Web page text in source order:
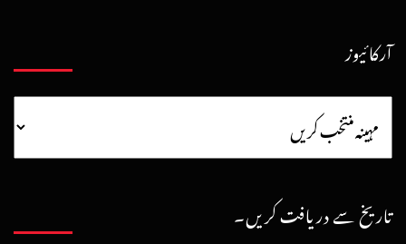
آرکائیوز
تاریخ سے دریافت کریں۔